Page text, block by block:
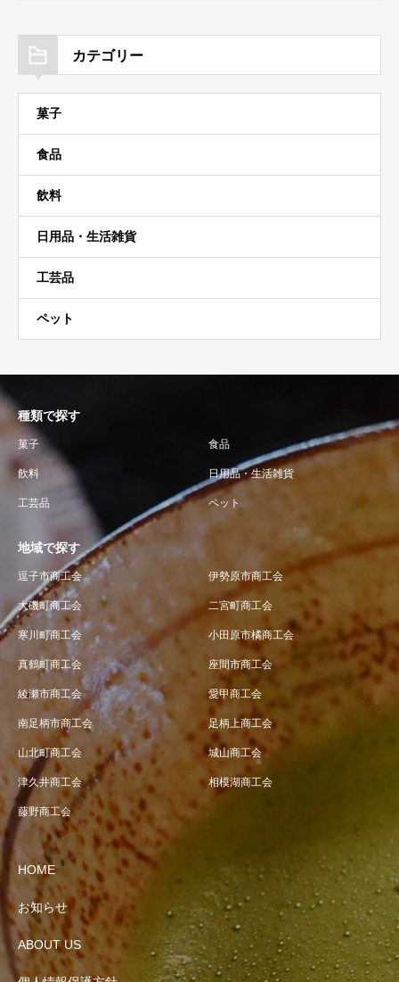
カテゴリー
菓子
食品
飲料
日用品・生活雑貨
工芸品
ペット
種類で探す
菓子 食品
飲料 日用品・生活雑貨
工芸品 ペット
地域で探す
逗子市商工会 伊勢原市商工会
大磯町商工会 二宮町商工会
寒川町商工会 小田原市橘商工会
真鶴町商工会 座間市商工会
綾瀬市商工会 愛甲商工会
南足柄市商工会 足柄上商工会
山北町商工会 城山商工会
津久井商工会 相模湖商工会
藤野商工会
HOME
お知らせ
ABOUT US